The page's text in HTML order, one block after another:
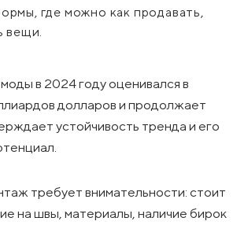
где можно как продавать,
вещи.
в 2024 году оценивался в
долларов и продолжает
устойчивость тренда и его
требует внимательности: стоит
на швы, материалы, наличие бирок